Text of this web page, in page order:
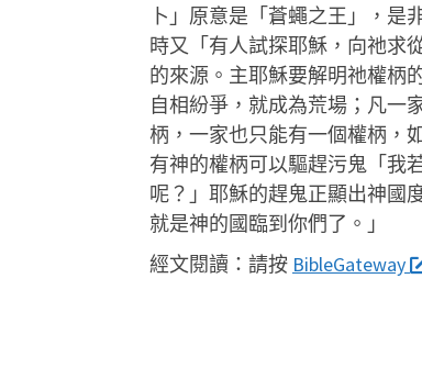
卜」原意是「蒼蠅之王」，是
時又「有人試探耶穌，向祂求
的來源。主耶穌要解明祂權柄
自相紛爭，就成為荒場；凡一
柄，一家也只能有一個權柄，
有神的權柄可以驅趕污鬼「我
呢？」耶穌的趕鬼正顯出神國
就是神的國臨到你們了。」
經文閱讀： 請按 BibleGateway